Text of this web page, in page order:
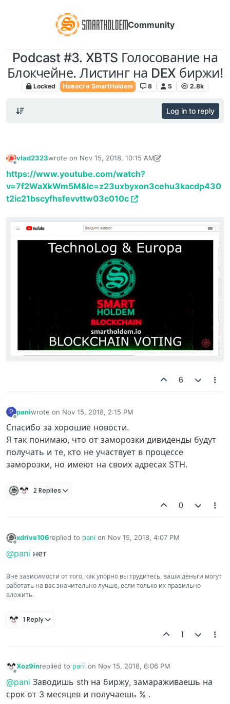
Community
Podcast #3. XBTS Голосование на
Блокчейне. Листинг на DEX биржи!
Locked Новости SmartHoldem 8 5 2.8k
Log in to reply
vlad2323wrote on Nov 15, 2018, 10:15 AM
last edited by vlad2323 Feb 7, 2019, 3:11 PM
https://www.youtube.com/watch?
v=7f2WaXkWm5M&lc=z23uxbyxon3cehu3kacdp430
t2ic21bscyfhsfevvttw03c010c
6
P paniwrote on Nov 15, 2018, 2:15 PM
last edited by
Спасибо за хорошие новости.
Я так понимаю, что от заморозки дивиденды будут
получать и те, кто не участвует в процессе
заморозки, но имеют на своих адресах STH.
2 Replies
0
xdrive106replied to pani on Nov 15, 2018, 4:07 PM
last edited by
@pani нет
Вне зависимости от того, как упорно вы трудитесь, ваши деньги могут
работать на вас значительно лучше, если только их правильно
вложить.
1 Reply
1
Offline
Xoz9inreplied to pani on Nov 15, 2018, 6:06 PM
last edited by
@pani Заводишь sth на биржу, замараживаешь на
срок от 3 месяцев и получаешь % .